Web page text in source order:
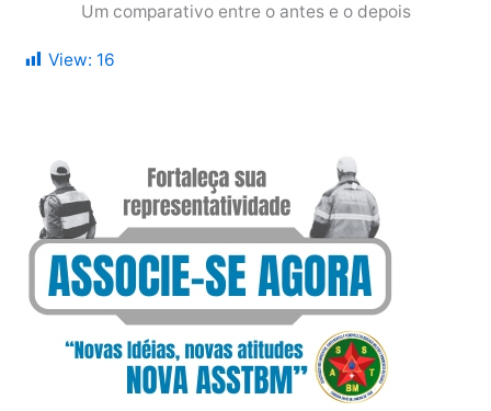
Um comparativo entre o antes e o depois
View: 16